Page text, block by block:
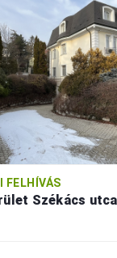
FELHÍVÁS
Székács